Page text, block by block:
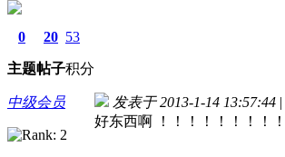
0
主题
20
帖子
53
积分
中级会员 发表于 2013-1-14 13:57:44 |
好东西啊 ！！！！！！！！！